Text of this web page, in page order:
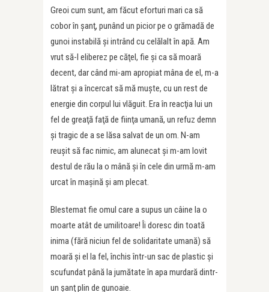
Greoi cum sunt, am făcut eforturi mari ca să
cobor în şanţ, punând un picior pe o grămadă de
gunoi instabilă şi intrând cu celălalt în apă. Am
vrut să-l eliberez pe căţel, fie şi ca să moară
decent, dar când mi-am apropiat mâna de el, m-a
lătrat şi a încercat să mă muşte, cu un rest de
energie din corpul lui vlăguit. Era în reacţia lui un
fel de greaţă faţă de fiinţa umană, un refuz demn
şi tragic de a se lăsa salvat de un om. N-am
reuşit să fac nimic, am alunecat şi m-am lovit
destul de rău la o mână şi în cele din urmă m-am
urcat în maşină şi am plecat.
Blestemat fie omul care a supus un câine la o
moarte atât de umilitoare! Îi doresc din toată
inima (fără niciun fel de solidaritate umană) să
moară şi el la fel, închis într-un sac de plastic şi
scufundat până la jumătate în apa murdară dintr-
un şanţ plin de gunoaie.